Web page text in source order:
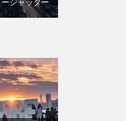
シャッター